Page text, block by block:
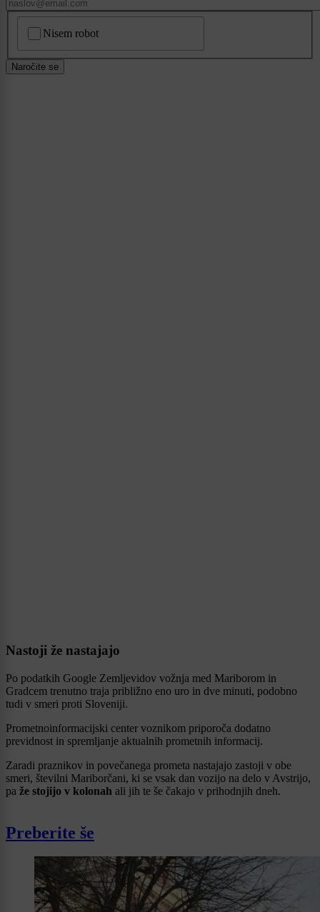
Nisem robot
Naročite se
Nastoji že nastajajo
Po podatkih Google Zemljevidov vožnja med Mariborom in
Gradcem trenutno traja približno eno uro in dve minuti, podobno
tudi v smeri proti Sloveniji.
Prometnoinformacijski center voznikom priporoča dodatno
previdnost in spremljanje aktualnih prometnih informacij.
Zaradi praznikov in povečanega prometa nastajajo zastoji v obe
smeri, številni Mariborčani, ki se vsak dan vozijo na delo v Avstrijo,
pa že stojijo v kolonah ali jih te še čakajo v prihodnjih dneh.
Preberite še